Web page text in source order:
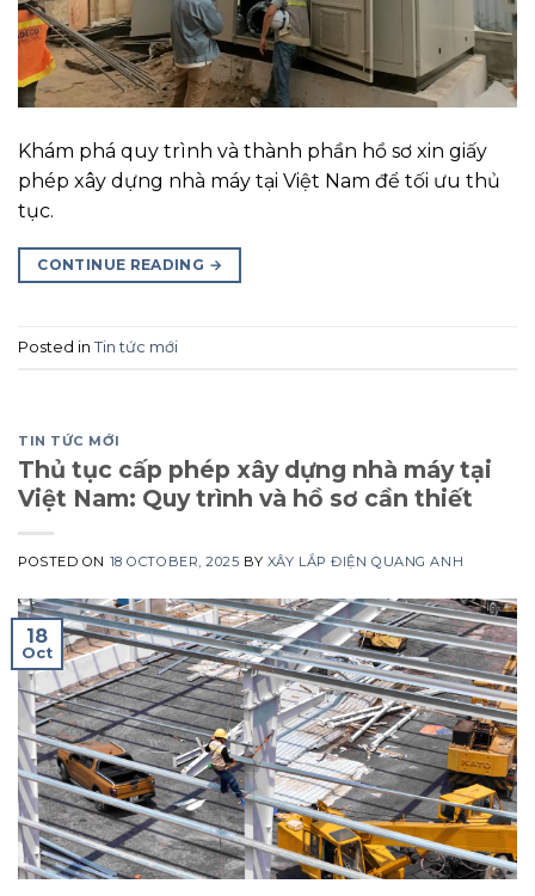
Khám phá quy trình và thành phần hồ sơ xin giấy
phép xây dựng nhà máy tại Việt Nam để tối ưu thủ
tục.
CONTINUE READING →
Posted in Tin tức mới
TIN TỨC MỚI
Thủ tục cấp phép xây dựng nhà máy tại
Việt Nam: Quy trình và hồ sơ cần thiết
POSTED ON 18 OCTOBER, 2025 BY XÂY LẮP ĐIỆN QUANG ANH
18
Oct